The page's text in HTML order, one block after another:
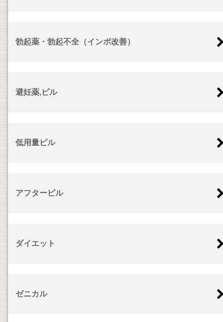
勃起薬・勃起不全（インポ改善）
避妊薬,ピル
低用量ピル
アフターピル
ダイエット
ゼニカル